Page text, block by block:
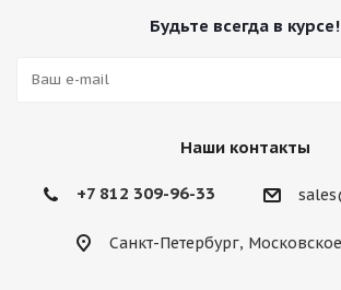
Будьте всегда в курсе!
Наши контакты
+7 812 309-96-33
Санкт-Петербург,